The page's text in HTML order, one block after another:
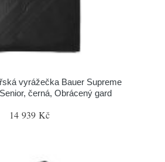
vyrážečka Bauer Supreme
černá, Obrácený gard
14 939 Kč